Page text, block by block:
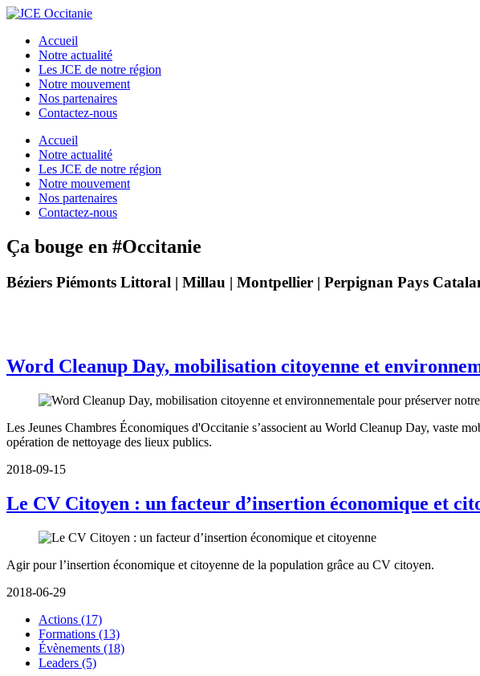
Accueil
Notre actualité
Les JCE de notre région
Notre mouvement
Nos partenaires
Contactez-nous
Accueil
Notre actualité
Les JCE de notre région
Notre mouvement
Nos partenaires
Contactez-nous
Ça bouge en #Occitanie
Béziers Piémonts Littoral | Millau | Montpellier | Perpignan Pays
Word Cleanup Day, mobilisation citoyenne et
Les Jeunes Chambres Économiques d'Occitanie s’associent au World Cleanup Day, vaste
opération de nettoyage des lieux publics.
2018-09-15
Le CV Citoyen : un facteur d’insertion économique et
Agir pour l’insertion économique et citoyenne de la population grâce au CV citoyen.
2018-06-29
Actions (17)
Formations (13)
Évènements (18)
Leaders (5)